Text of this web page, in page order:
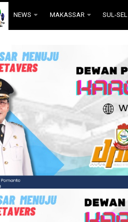
NEWS MAKASSAR SUL-SEL